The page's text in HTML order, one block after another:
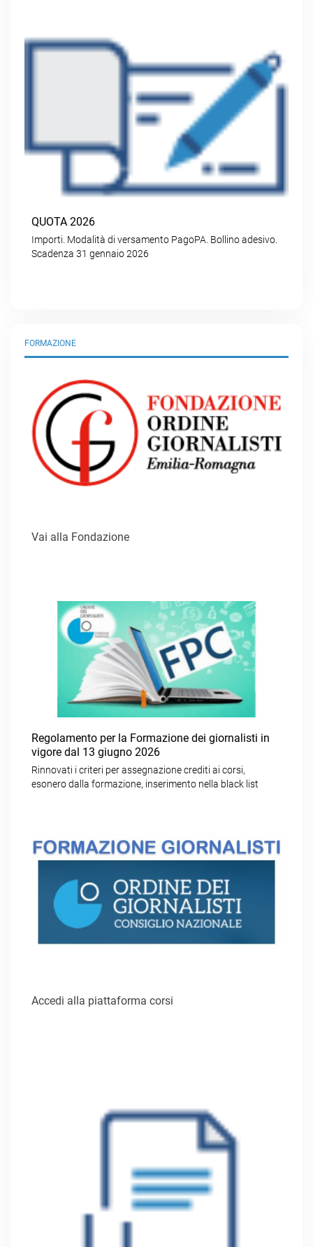
QUOTA 2026
Importi. Modalità di versamento PagoPA. Bollino adesivo.
Scadenza 31 gennaio 2026
FORMAZIONE
Vai alla Fondazione
Regolamento per la Formazione dei giornalisti in
vigore dal 13 giugno 2026
Rinnovati i criteri per assegnazione crediti ai corsi,
esonero dalla formazione, inserimento nella black list
Accedi alla piattaforma corsi